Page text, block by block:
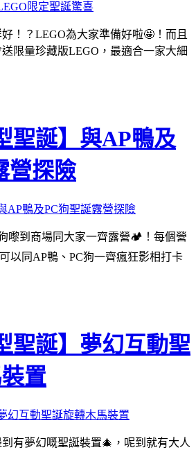
！？LEGO為大家準備好啦🤩！而且
限量珍藏版LEGO，最適合一家大細
聖誕】與AP鴨及
營探險
嚟到商場同大家一齊露營🏕️！每個營
以同AP鴨、PC狗一齊瘋狂影相打卡
聖誕】夢幻互動聖
置
有夢幻嘅聖誕裝置🎄，呢到就有大人